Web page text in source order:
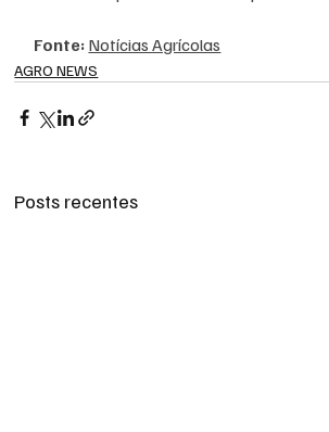
Fonte: Notícias Agrícolas
AGRO NEWS
Posts recentes